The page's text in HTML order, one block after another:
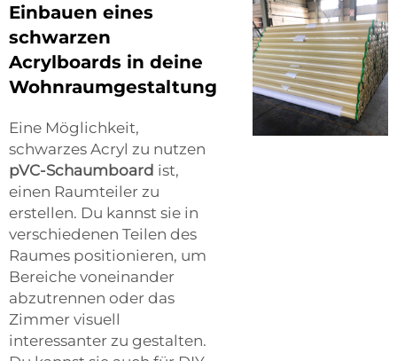
Einbauen eines
schwarzen
Acrylboards in deine
Wohnraumgestaltung
Eine Möglichkeit,
schwarzes Acryl zu nutzen
pVC-Schaumboard ist,
einen Raumteiler zu
erstellen. Du kannst sie in
verschiedenen Teilen des
Raumes positionieren, um
Bereiche voneinander
abzutrennen oder das
Zimmer visuell
interessanter zu gestalten.